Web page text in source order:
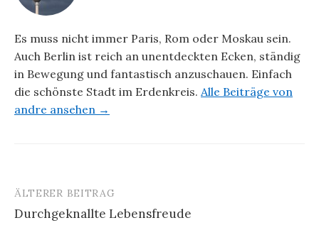
Es muss nicht immer Paris, Rom oder Moskau sein.
Auch Berlin ist reich an unentdeckten Ecken, ständig
in Bewegung und fantastisch anzuschauen. Einfach
die schönste Stadt im Erdenkreis. Alle Beiträge von
andre ansehen →
Beitrags-
Navigation
ÄLTERER BEITRAG
Durchgeknallte Lebensfreude